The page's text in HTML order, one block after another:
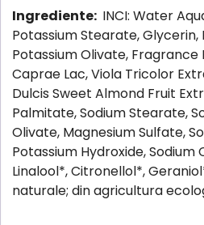
Ingrediente: INCI: Water
Potassium Stearate,
Potassium Olivate,
Caprae Lac, Viola Tricolor
Dulcis Sweet Almond Fruit
Palmitate, Sodium Stearate,
Olivate, Magnesium Sulfate,
Potassium Hydroxide, Sodium
Linalool*, Citronellol*,
naturale; din agricultura